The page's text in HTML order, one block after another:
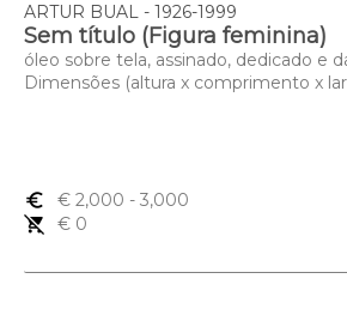
ARTUR BUAL - 1926-1999
Sem título (Figura feminina)
óleo sobre tela, assinado, dedicado e
Dimensões (altura x comprimento x
euro_symbol € 2,000 - 3,000
remove_shopping_cart
€ 0